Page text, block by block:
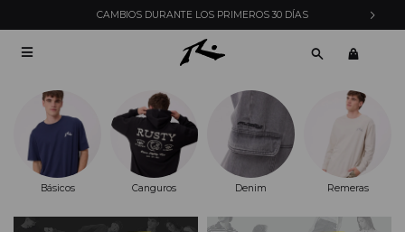
CAMBIOS DURANTE LOS PRIMEROS 30 DÍAS

Básicos Canguros Denim Remeras